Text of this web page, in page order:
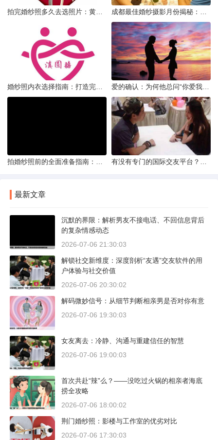
最新文章
沉默的界限：解析男友不接电话、不回信息背后
的复杂情感动态
2026-07-06 21:30:03
解锁社交新维度：深度剖析“友遇”交友软件的用
户体验与社交价值
2026-07-06 20:30:02
解码微妙信号：从细节判断相亲男是否对你有意
2026-07-06 19:30:03
女友离去：冷静、沟通与重建信任的智慧
2026-07-06 19:00:03
首次共赴“辣”么？——没吃过火锅的相亲者海底
捞全攻略
2026-07-06 18:00:02
荆门婚纱照：影楼与工作室的优劣对比
2026-07-06 17:30:03